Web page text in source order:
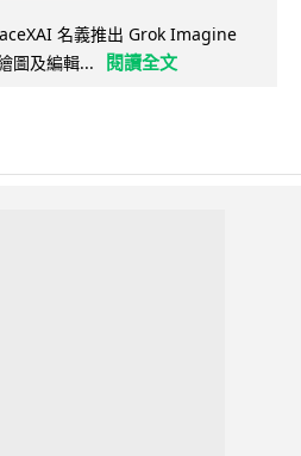
名義推出 Grok Imagine
圖及編輯...
閱讀全文